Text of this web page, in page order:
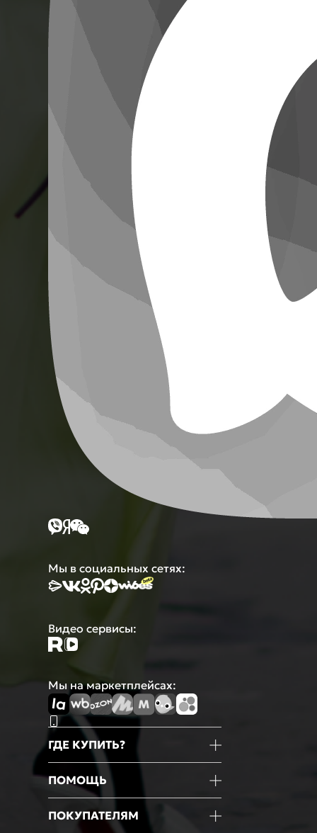
Мы в социальных сетях:
Видео сервисы:
Мы на маркетплейсах:
ГДЕ КУПИТЬ?
Маркетплейсы
ПОМОЩЬ
Информация о товаре
Оформление покупки
ПОКУПАТЕЛЯМ